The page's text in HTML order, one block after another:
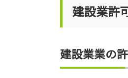
建設業許
建設業業の